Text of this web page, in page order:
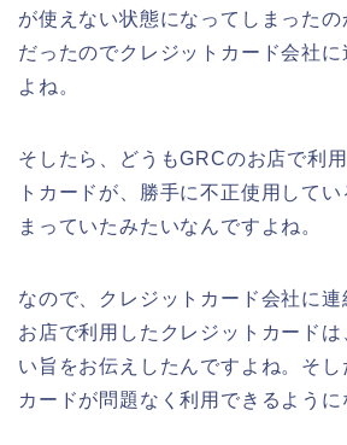
が使えない状態になってしまった
だったのでクレジットカード会社
よね。
そしたら、どうもGRCのお店で利
トカードが、勝手に不正使用して
まっていたみたいなんですよね。
なので、クレジットカード会社に
お店で利用したクレジットカード
い旨をお伝えしたんですよね。そし
カードが問題なく利用できるように